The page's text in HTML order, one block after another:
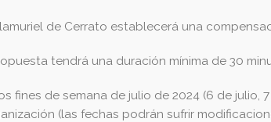
de Cerrato establecerá una
tendrá una duración mínima de 30
fines de semana de julio de 2024 (6 de julio,
(las fechas podrán sufrir